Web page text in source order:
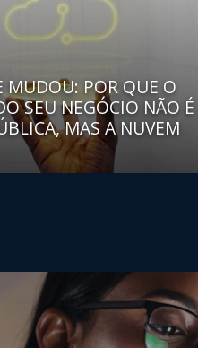
MUDOU: POR QUE O
SEU NEGÓCIO NÃO
MAS A NUVEM